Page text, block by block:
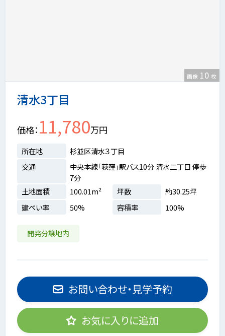
清水3丁目
画像 10 枚
価格 11,780万円
所在地
杉並区清水３丁目
交通
中央本線「荻窪」駅バス10分 清水二丁目 停歩
7分
土地面積
100.01m² 坪数
約30.25坪
建ぺい率
50% 容積率 100%
開発分譲地内
お問い合わせ・見学予約
お気に入りに追加